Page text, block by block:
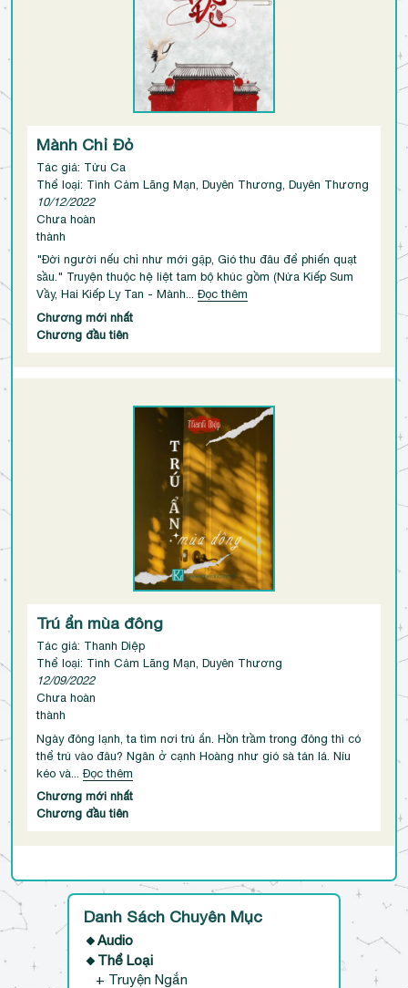
Mành Chỉ Đỏ
Tác giả: Tửu Ca
Thể loại: Tình Cảm Lãng Mạn, Duyên Thương, Duyên Thương
10/12/2022
Chưa hoàn
thành
"Đời người nếu chỉ như mới gặp, Gió thu đâu để phiến quạt
sầu." Truyện thuộc hệ liệt tam bộ khúc gồm (Nửa Kiếp Sum
Vầy, Hai Kiếp Ly Tan - Mành... Đọc thêm
Chương mới nhất
Chương đầu tiên
Trú ẩn mùa đông
Tác giả: Thanh Diệp
Thể loại: Tình Cảm Lãng Mạn, Duyên Thương
12/09/2022
Chưa hoàn
thành
Ngày đông lạnh, ta tìm nơi trú ẩn. Hồn trầm trong đông thì có
thể trú vào đâu? Ngân ở cạnh Hoàng như gió sà tán lá. Níu
kéo và... Đọc thêm
Chương mới nhất
Chương đầu tiên
Danh Sách Chuyên Mục
🔸Audio
🔸Thể Loại
+ Truyện Ngắn